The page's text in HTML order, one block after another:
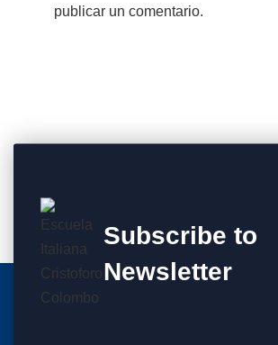
publicar un comentario.
Subscribe to
Newsletter